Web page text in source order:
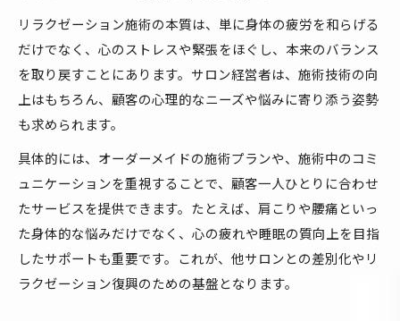
リラクゼーション施術の本質は、単に身体の疲労を和らげる
だけでなく、心のストレスや緊張をほぐし、本来のバランス
を取り戻すことにあります。サロン経営者は、施術技術の向
上はもちろん、顧客の心理的なニーズや悩みに寄り添う姿勢
も求められます。
具体的には、オーダーメイドの施術プランや、施術中のコミ
ュニケーションを重視することで、顧客一人ひとりに合わせ
たサービスを提供できます。たとえば、肩こりや腰痛といっ
た身体的な悩みだけでなく、心の疲れや睡眠の質向上を目指
したサポートも重要です。これが、他サロンとの差別化やリ
ラクゼーション復興のための基盤となります。